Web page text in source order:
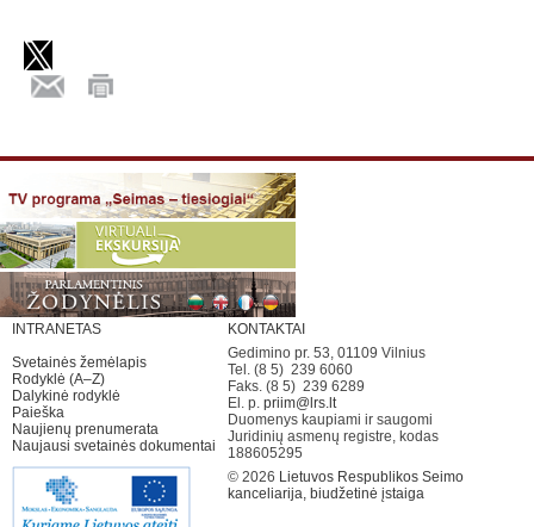
INTRANETAS
Svetainės žemėlapis
Rodyklė (A–Z)
Dalykinė rodyklė
Paieška
Naujienų prenumerata
Naujausi svetainės dokumentai
KONTAKTAI
Gedimino pr. 53, 01109 Vilnius
Tel. (8 5) 239 6060
Faks. (8 5) 239 6289
El. p. priim@lrs.lt
Duomenys kaupiami ir saugomi
Juridinių asmenų registre, kodas
188605295
© 2026 Lietuvos Respublikos Seimo
kanceliarija, biudžetinė įstaiga